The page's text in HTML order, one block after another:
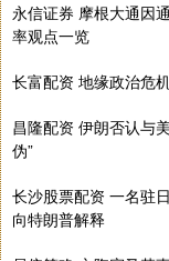
永信证券 摩根大通因
率观点一览
长富配资 地缘政治危
昌隆配资 伊朗否认与
伪”
长沙股票配资 一名驻
向特朗普解释